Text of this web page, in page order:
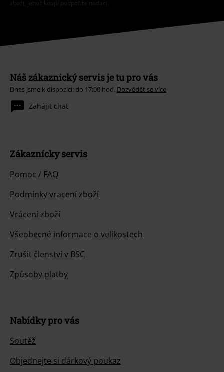
zboží, jehož koupí podpoříte nadaci.
Náš zákaznický servis je tu pro vás
Dnes jsme k dispozici: do 17:00 hod. Dozvědět se více
Zahájit chat
Zákaznícky servis
Pomoc / FAQ
Podmínky vracení zboží
Vrácení zboží
Všeobecné informace o velikostech
Zrušit členství v BSC
Způsoby platby
Nabídky pro vás
Soutěž
Objednejte si dárkový poukaz